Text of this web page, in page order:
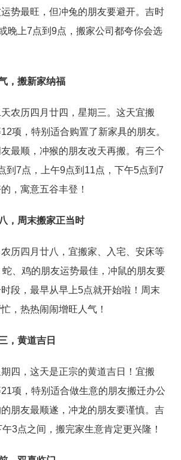
势最旺，但冲兔的朋友要避开。吉时
晚上7点到9点，搬家公司都夸你会选
，搬新家纳福
农历四月廿四，星期三。这天宜搬
项，特别适合购置了新家具的朋友。
最顺，冲猴的朋友改天再搬。有三个
到7点，上午9点到11点，下午5点到7
，寓意五谷丰登！
，周末搬家正当时
历四月廿八，宜搬家、入宅、安床等
、鸡的朋友运势最佳，冲鼠的朋友要
段，最早从早上5点就开始啦！周末
，热热闹闹增旺人气！
，黄道吉日
四，这天是正宗的黄道吉日！宜搬
项，特别适合做生意的朋友搬迁办公
朋友最顺遂，冲龙的朋友要谨慎。吉
3点之间，搬完家生意肯定更兴隆！